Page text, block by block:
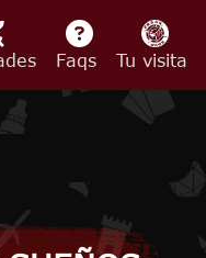
Faqs Tu visita